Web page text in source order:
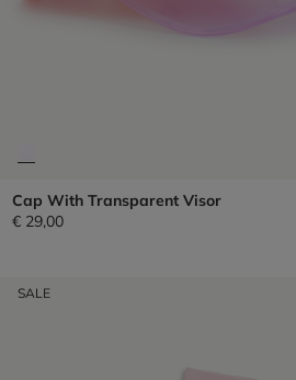
Cap With Transparent Visor
€ 29,00
SALE